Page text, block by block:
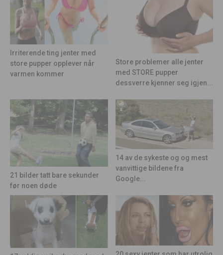
Irriterende ting jenter med
store pupper opplever når
varmen kommer
Store problemer alle jenter
med STORE pupper
dessverre kjenner seg igjen...
21 bilder tatt bare sekunder
før noen døde
14 av de sykeste og og mest
vanvittige bildene fra
Google...